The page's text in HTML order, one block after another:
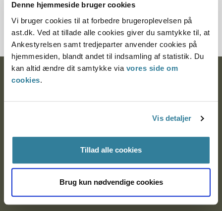
Denne hjemmeside bruger cookies
Vi bruger cookies til at forbedre brugeroplevelsen på
ast.dk. Ved at tillade alle cookies giver du samtykke til, at
Ankestyrelsen samt tredjeparter anvender cookies på
hjemmesiden, blandt andet til indsamling af statistik. Du
kan altid ændre dit samtykke via vores side om
cookies.
Vis detaljer
Tillad alle cookies
Brug kun nødvendige cookies
200669-97
Ankestyrelsen
Postadresse:
Ankestyrelsen Aalborg
Ankestyrelsen København